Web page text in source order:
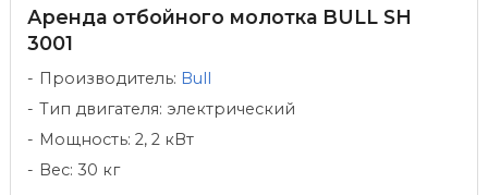
Аренда отбойного молотка BULL SH
3001
Производитель: Bull
Тип двигателя: электрический
Мощность: 2, 2 кВт
Вес: 30 кг